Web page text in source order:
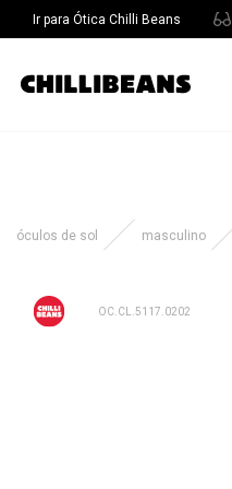
Ir para Ótica Chilli Beans
óculos de sol masculino
OC.CL.5117.0202